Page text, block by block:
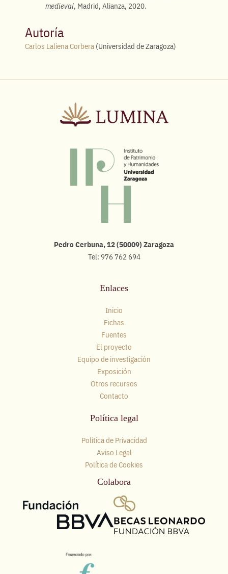
medieval, Madrid, Alianza, 2020.
Autoría
Carlos Laliena Corbera (Universidad de Zaragoza)
Pedro Cerbuna, 12 (50009) Zaragoza
Tel: 976 762 694
Enlaces
Inicio
Fichas
Fuentes
El proyecto
Equipo de investigación
Exposición
Otros recursos
Contacto
Política legal
Política de Privacidad
Aviso Legal
Política de Cookies
Colabora